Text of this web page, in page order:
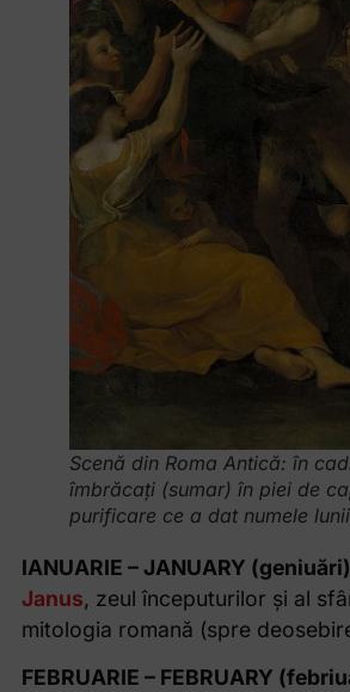
Scenă din Roma Antică: în
îmbrăcați (sumar) în piei de
purificare ce a dat numele
IANUARIE – JANUARY
Janus, zeul începuturilor și al
mitologia romană (spre
FEBRUARIE – FEBRUARY